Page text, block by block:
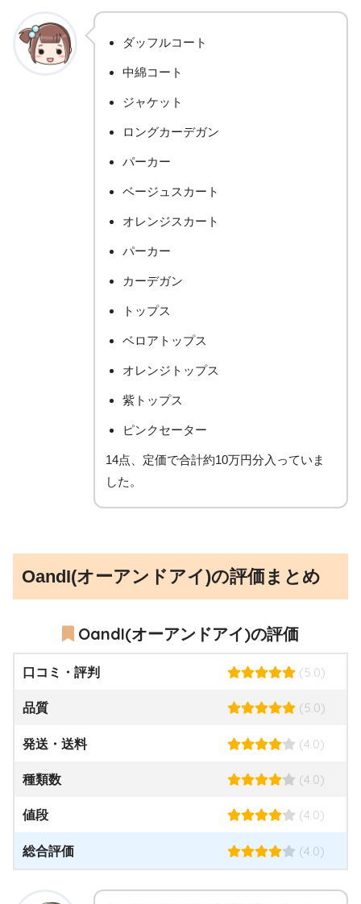
ダッフルコート
中綿コート
ジャケット
ロングカーデガン
パーカー
ベージュスカート
オレンジスカート
パーカー
カーデガン
トップス
ベロアトップス
オレンジトップス
紫トップス
ピンクセーター
14点、定価で合計約10万円分入っていま
した。
OandI(オーアンドアイ)の評価まとめ
OandI(オーアンドアイ)の評価
口コミ・評判 (5.0)
品質 (5.0)
発送・送料 (4.0)
種類数 (4.0)
値段 (4.0)
総合評価 (4.0)